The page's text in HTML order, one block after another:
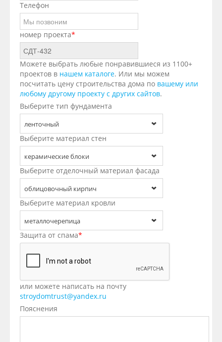
Телефон
номер проекта*
Можете выбрать любые понравившиеся из 1100+
проектов в нашем каталоге. Или мы можем
посчитать цену строительства дома по вашему или
любому другому проекту с других сайтов.
Выберите тип фундамента
ленточный
Выберите материал стен
керамические блоки
Выберите отделочный материал фасада
облицовочный кирпич
Выберите материал кровли
металлочерепица
Защита от спама*
или можете написать на почту
stroydomtrust@yandex.ru
Пояснения